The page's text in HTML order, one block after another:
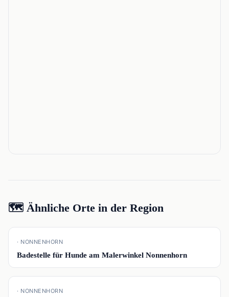
🗺️ Ähnliche Orte in der Region
📍
· NONNENHORN
Badestelle für Hunde am Malerwinkel Nonnenhorn
📍
· NONNENHORN